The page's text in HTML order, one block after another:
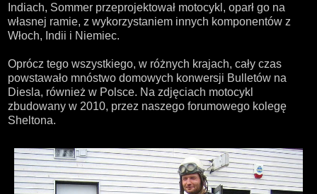
Indiach, Sommer przeprojektował motocykl, oparł go na
własnej ramie, z wykorzystaniem innych komponentów z
Włoch, Indii i Niemiec.
Oprócz tego wszystkiego, w różnych krajach, cały czas
powstawało mnóstwo domowych konwersji Bulletów na
Diesla, również w Polsce. Na zdjęciach motocykl
zbudowany w 2010, przez naszego forumowego kolegę
Sheltona.